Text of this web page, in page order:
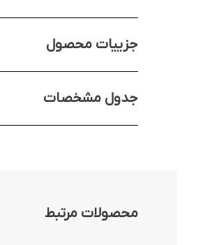
جزییات محصول
جدول مشخصات
محصولات مرتبط